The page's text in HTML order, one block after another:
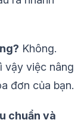
Không.
vậy việc nâng
đơn của bạn.
chuẩn và